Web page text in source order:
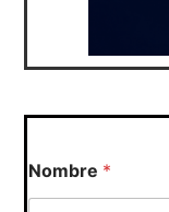
Nombre *